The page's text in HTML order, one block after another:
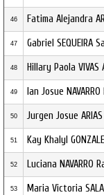
46 Fatima Alejandra
47 Gabriel SEQUEIRA
48 Hillary Paola
49 Ian Josue
50 Jurgen Josue
51 Kay Khalyl
52 Luciana NAVARRO
53 Maria Victoria